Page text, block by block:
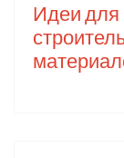
Идеи для